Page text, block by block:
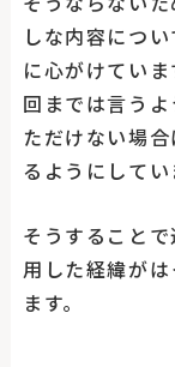
しな内容につ
に心がけてい
回までは言う
ただけない場
るようにしてい
そうすること
用した経緯が
ます。